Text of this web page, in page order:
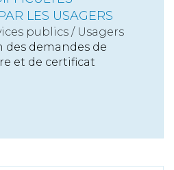
LES USAGERS
publics / Usagers
demandes de
et de certificat